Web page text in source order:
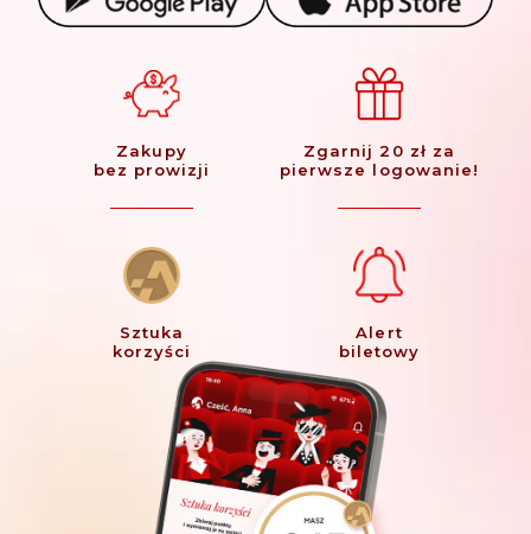
Zakupy
bez prowizji
Zgarnij 20 zł za
pierwsze logowanie!
Sztuka
korzyści
Alert
biletowy